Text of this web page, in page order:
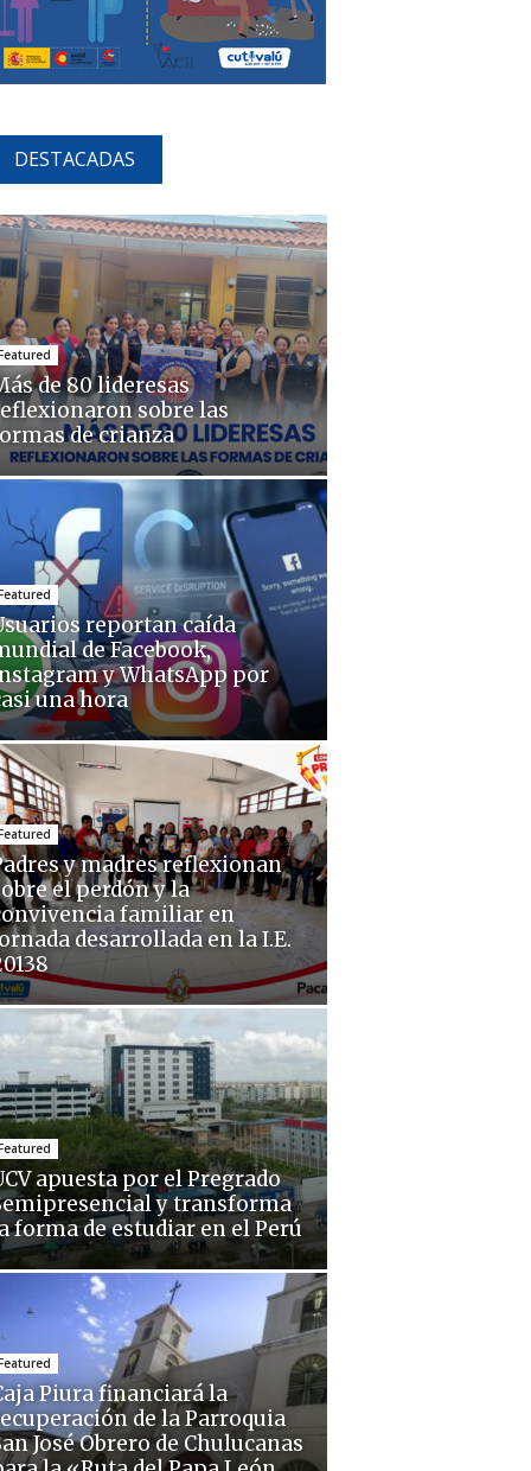
DESTACADAS
de 80 lideresas
sobre las
de crianza
reportan caída
de Facebook,
y WhatsApp por
una hora
y madres reflexionan
el perdón y la
familiar en
desarrollada en la I.E.
apuesta por el Pregrado
y transforma
forma de estudiar en el Perú
Piura financiará la
de la Parroquia
José Obrero de Chulucanas